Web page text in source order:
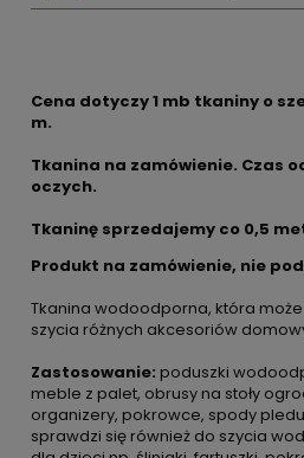
Cena dotyczy 1 mb tkaniny o
m.
Tkanina na zamówienie. Czas
oczych.
Tkaninę sprzedajemy co 0,5
Produkt na zamówienie, nie
Tkanina wodoodporna, która
szycia różnych akcesoriów
Zastosowanie: poduszki
meble z palet, obrusy na stoły
organizery, pokrowce, spody
sprawdzi się również do szycia